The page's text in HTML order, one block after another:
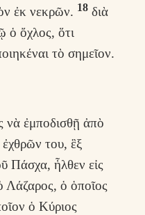
ἐκ νεκρῶν. 18 διὰ
ὁ ὄχλος, ὅτι
τὸ σημεῖον.
νὰ ἐμποδισθῇ ἀπὸ
του, ἓξ
Πάσχα, ἦλθεν εἰς
Λάζαρος, ὁ ὁποῖος
ὁ Κύριος